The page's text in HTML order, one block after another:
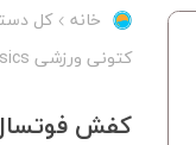
خانه کل
کتونی ورزشی Asics
کفش فوتسال